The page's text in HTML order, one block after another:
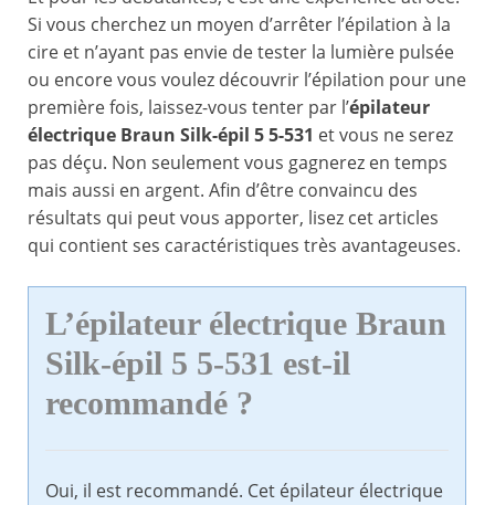
Si vous cherchez un moyen d’arrêter l’épilation à la
cire et n’ayant pas envie de tester la lumière pulsée
ou encore vous voulez découvrir l’épilation pour une
première fois, laissez-vous tenter par l’épilateur
électrique Braun Silk-épil 5 5-531 et vous ne serez
pas déçu. Non seulement vous gagnerez en temps
mais aussi en argent. Afin d’être convaincu des
résultats qui peut vous apporter, lisez cet articles
qui contient ses caractéristiques très avantageuses.
L’épilateur électrique Braun
Silk-épil 5 5-531 est-il
recommandé ?
Oui, il est recommandé. Cet épilateur électrique